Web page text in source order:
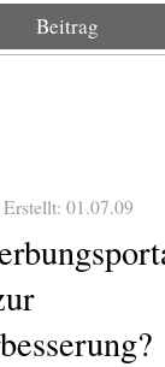
Beitrag
01.07.09